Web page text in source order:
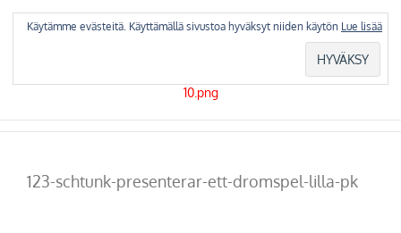
123-schtunk-presenterar-ett-dromspel-lilla-pk
Käytämme evästeitä. Käyttämällä sivustoa hyväksyt niiden käytön Lue lisää